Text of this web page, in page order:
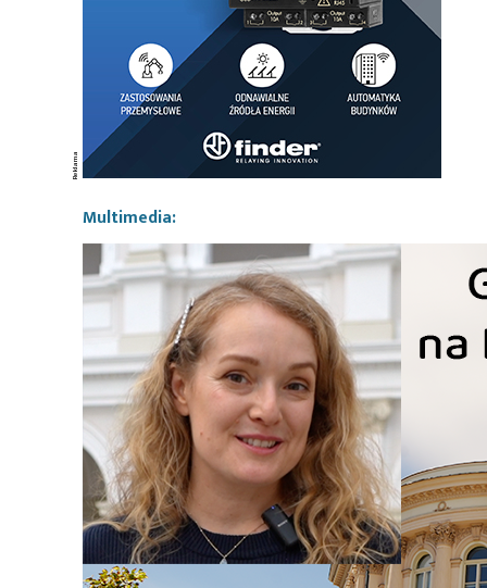
Multimedia: